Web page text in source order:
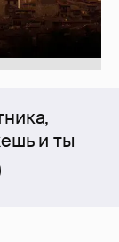
и ты